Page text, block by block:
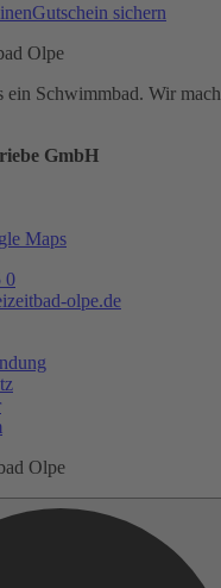
Gutschein sichern
ein Schwimmbad. Wir
GmbH
Maps
0
olpe.de
Olpe